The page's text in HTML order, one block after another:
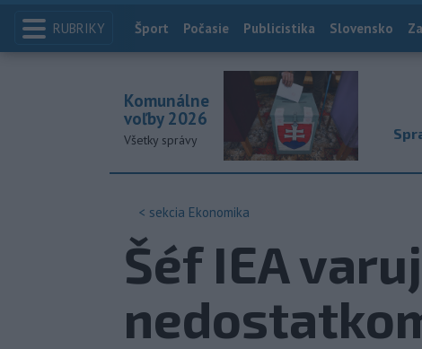
RUBRIKY Index
Šport Počasie Publicistika Slovensko
Komunálne
voľby 2026
Všetky správy
< sekcia Ekonomika
Šéf IEA